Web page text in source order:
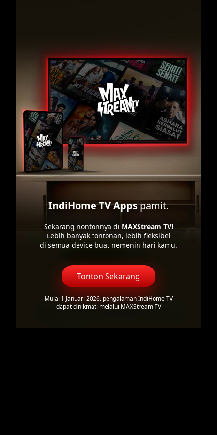
IndiHome TV Appspamit.
Sekarang nontonnya di MAXStream TV!
Lebih banyak tontonan, lebih fleksibel
di semua device buat nemenin hari kamu.
Tonton Sekarang
Mulai 1 Januari 2026, pengalaman IndiHome TV
dapat dinikmati melalui MAXStream TV